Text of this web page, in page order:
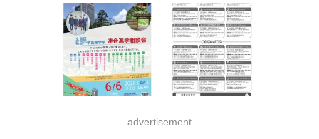
advertisement